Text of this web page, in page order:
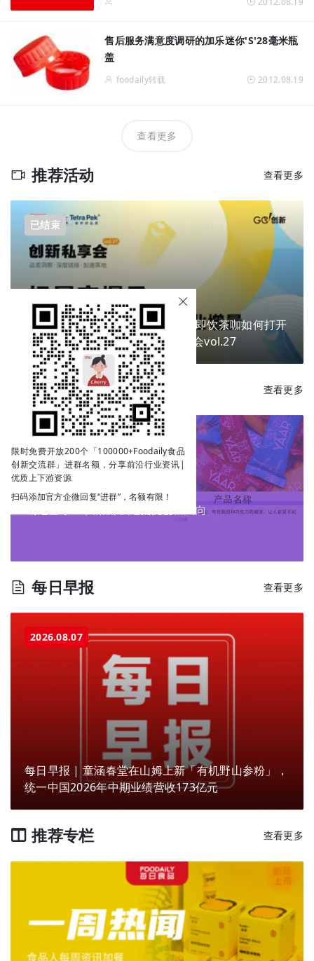
限时免费开放200个「100000+Foodaily食品
创新交流群」进群名额，分享前沿行业资讯|
优质上下游资源
扫码添加官方企微回复“进群”，名额有限！
售后服务满意度调研的加乐迷你'S'28毫米瓶
盖
foodaily转载 2012.08.19
查看更多
推荐活动 查看更多
已结束
换个包装就能卖爆？掘金新场景，即饮茶咖如何打开
下一个商业增量？ | Go!创新私享会vol.27
每日新品 查看更多
每日早报 查看更多
2026.08.07
每日早报 | 童涵春堂在山姆上新「有机野山参粉」，
统一中国2026年中期业绩营收173亿元
推荐专栏 查看更多